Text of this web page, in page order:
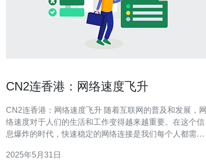
CN2连香港：网络速度飞升
CN2连香港：网络速度飞升 随着互联网的普及和发展，网
络速度对于人们的生活和工作变得越来越重要。在这个信
息爆炸的时代，快速稳定的网络连接是我们每个人都需要
带来了全新的体验。 CN2连香港是一种高速、低延迟的网
2025年5月31日